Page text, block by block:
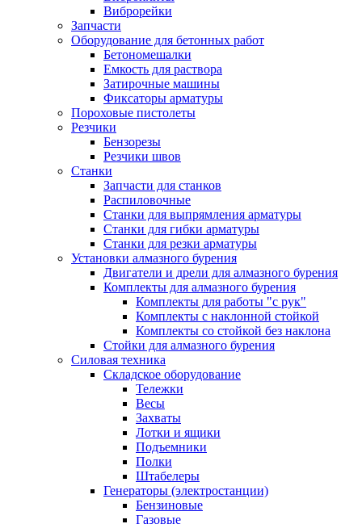
Виброрейки
Запчасти
Оборудование для бетонных работ
Бетономешалки
Емкость для раствора
Затирочные машины
Фиксаторы арматуры
Пороховые пистолеты
Резчики
Бензорезы
Резчики швов
Станки
Запчасти для станков
Распиловочные
Станки для выпрямления арматуры
Станки для гибки арматуры
Станки для резки арматуры
Установки алмазного бурения
Двигатели и дрели для алмазного бурения
Комплекты для алмазного бурения
Комплекты для работы "с рук"
Комплекты с наклонной стойкой
Комплекты со стойкой без наклона
Стойки для алмазного бурения
Силовая техника
Складское оборудование
Тележки
Весы
Захваты
Лотки и ящики
Подъемники
Полки
Штабелеры
Генераторы (электростанции)
Бензиновые
Газовые